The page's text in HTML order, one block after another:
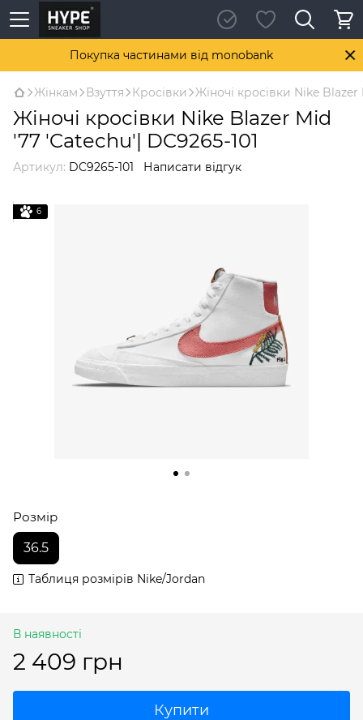
Покупка частинами від monobank
Жінкам Взуття Кросівки Жіночі кросівки Nike
Жіночі кросівки Nike Blazer Mid
'77 'Catechu'| DC9265-101
Артикул: DC9265-101 Написати відгук
6
Розмір
36.5
Таблиця розмірів Nike/Jordan
В наявності
2 409 грн
Купити